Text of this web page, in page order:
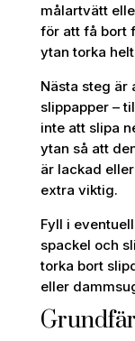
målartvätt
för att få bort
ytan torka
Nästa steg är
slippapper –
inte att slipa
ytan så att
är lackad
extra viktig.
Fyll i
spackel och
torka bort
eller